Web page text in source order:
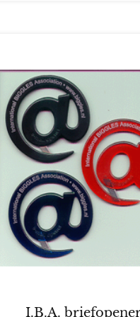
I.B.A.